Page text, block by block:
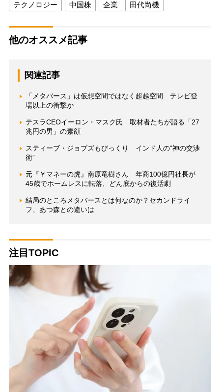
テクノロジー 中国株 企業 田代尚機
他のオススメ記事
関連記事
「メタバース」は仮想空間ではなく超越空間 テレビ登
場以上の衝撃か
テスラCEOイーロン・マスク氏 取材者たちが語る「27
兆円の男」の素顔
スティーブ・ジョブズもびっくり インド人の“神の交渉
術”
元『￥マネーの虎』南原竜樹さん 年商100億円社長が
45歳でホームレスに転落、どん底からの復活劇
結局のところメタバースとは何なのか？セカンドライ
フ、あつ森との違いは
注目TOPIC